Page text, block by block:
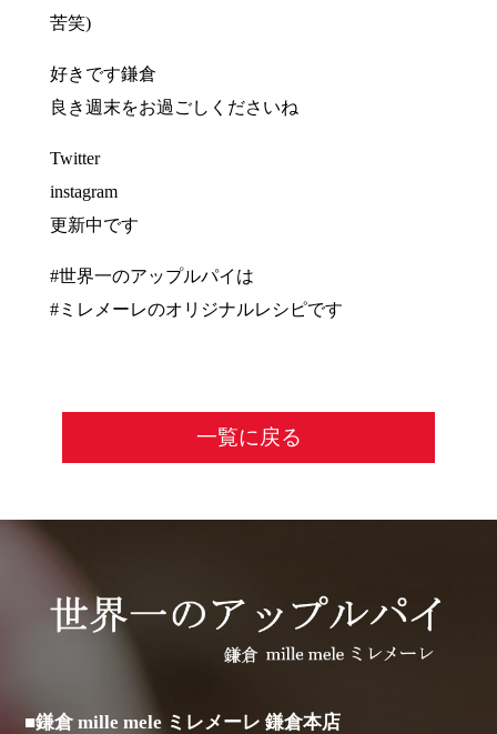
苦笑)
好きです鎌倉
良き週末をお過ごしくださいね
Twitter
instagram
更新中です
#世界一のアップルパイは
#ミレメーレのオリジナルレシピです
一覧に戻る
■鎌倉 mille mele ミレメーレ 鎌倉本店